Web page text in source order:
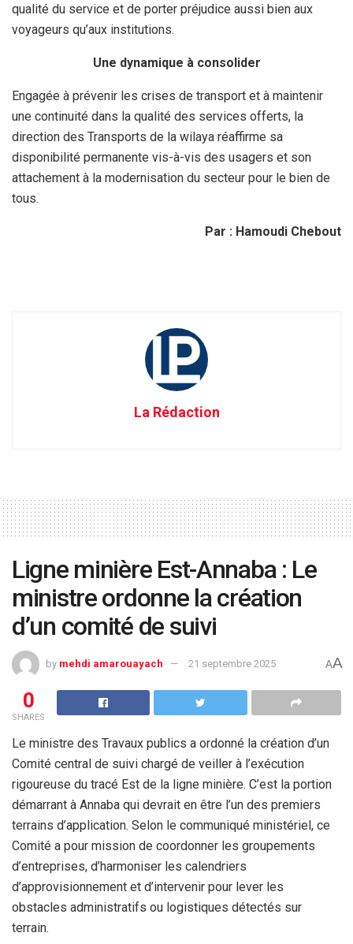
qualité du service et de porter préjudice aussi bien aux
voyageurs qu’aux institutions.
Une dynamique à consolider
Engagée à prévenir les crises de transport et à maintenir
une continuité dans la qualité des services offerts, la
direction des Transports de la wilaya réaffirme sa
disponibilité permanente vis-à-vis des usagers et son
attachement à la modernisation du secteur pour le bien de
tous.
Par : Hamoudi Chebout
La Rédaction
Ligne minière Est-Annaba : Le
ministre ordonne la création
d’un comité de suivi
by mehdi amarouayach 21 septembre 2025 AA
0
SHARES
Le ministre des Travaux publics a ordonné la création d’un
Comité central de suivi chargé de veiller à l’exécution
rigoureuse du tracé Est de la ligne minière. C’est la portion
démarrant à Annaba qui devrait en être l’un des premiers
terrains d’application. Selon le communiqué ministériel, ce
Comité a pour mission de coordonner les groupements
d’entreprises, d’harmoniser les calendriers
d’approvisionnement et d’intervenir pour lever les
obstacles administratifs ou logistiques détectés sur
terrain.